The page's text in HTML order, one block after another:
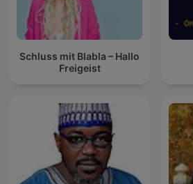
Schluss mit Blabla – Hallo
Freigeist